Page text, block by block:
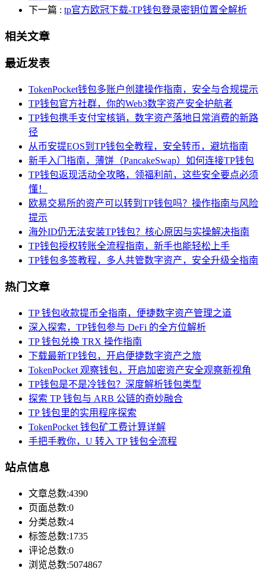
下一篇 : tp官方欧冠下载-TP钱包登录密钥位置全解析
相关文章
最近发表
TokenPocket钱包多账户创建操作指南，安全与合规提示
TP钱包官方社群，你的Web3数字资产安全护航者
TP钱包携手支付宝核销，数字资产落地日常消费的新路
径
从币安提EOS到TP钱包全教程，安全转币，避坑指南
新手入门指南，薄饼（PancakeSwap）如何连接TP钱包
TP钱包返现活动全攻略，领福利前，这些安全要点必须
懂！
欧易交易所的资产可以转到TP钱包吗？操作指南与风险
提示
海外ID仍无法安装TP钱包？核心原因与实操解决指南
TP钱包授权转账全流程指南，新手也能轻松上手
TP钱包多签教程，多人共管数字资产，安全升级全指南
热门文章
TP 钱包收款提币全指南，便捷数字资产管理之道
深入探索，TP钱包参与 DeFi 的全方位解析
TP 钱包兑换 TRX 操作指南
下载最新TP钱包，开启便捷数字资产之旅
TokenPocket 观察钱包，开启加密资产安全观察新视角
TP钱包是不是冷钱包？深度解析钱包类型
探索 TP 钱包与 ARB 公链的奇妙融合
TP 钱包里的实用程序探索
TokenPocket 钱包矿工费计算详解
手把手教你，U 转入 TP 钱包全流程
站点信息
文章总数:4390
页面总数:0
分类总数:4
标签总数:1735
评论总数:0
浏览总数:5074867